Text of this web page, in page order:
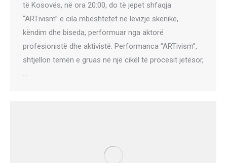
të Kosovës, në ora 20:00, do të jepet shfaqja
“ARTivism” e cila mbështetet në lëvizje skenike,
këndim dhe biseda, performuar nga aktorë
profesionistë dhe aktivistë. Performanca “ARTivism”,
shtjellon temën e gruas në një cikël të procesit jetësor,
…